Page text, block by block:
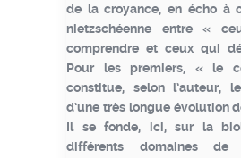
de la croyance, en écho à
nietzschéenne entre «
comprendre et ceux qui
Pour les premiers, « le
constitue, selon l’auteur,
d’une très longue évolution
Il se fonde, ici, sur la
différents domaines de